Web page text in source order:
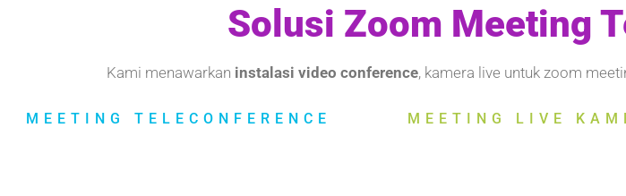
Solusi Zoom Meeting
Kami menawarkan instalasi video conference, kamera live untuk zoom
MEETING TELECONFERENCE MEETING LIVE